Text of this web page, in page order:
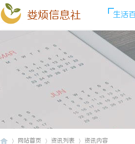
娄烦信息社 生活
网站首页 资讯列表 资讯内容